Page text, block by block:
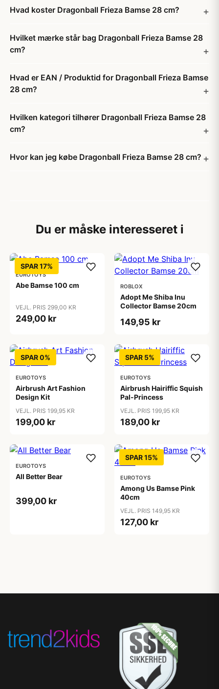
Hvad koster Dragonball Frieza Bamse 28 cm?
Hvilket mærke står bag Dragonball Frieza Bamse 28
cm?
Hvad er EAN / Produktid for Dragonball Frieza Bamse
28 cm?
Hvilken kategori tilhører Dragonball Frieza Bamse 28
cm?
Hvor kan jeg købe Dragonball Frieza Bamse 28 cm?
Du er måske interesseret i
SPAR 17%
EUROTOYS
Abe Bamse 100 cm
VEJL. PRIS 299,00 KR
249,00 kr
ROBLOX
Adopt Me Shiba Inu
Collector Bamse 20cm
149,95 kr
SPAR 0%
EUROTOYS
Airbrush Art Fashion
Design Kit
VEJL. PRIS 199,95 KR
199,00 kr
SPAR 5%
EUROTOYS
Airbrush Hairiffic Squish
Pal-Princess
VEJL. PRIS 199,95 KR
189,00 kr
EUROTOYS
All Better Bear
399,00 kr
SPAR 15%
EUROTOYS
Among Us Bamse Pink
40cm
VEJL. PRIS 149,95 KR
127,00 kr